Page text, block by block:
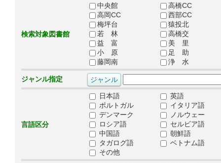
検索対象図書館
中央館
高橋CC
高岡CC
西部CC
梅坪台
猿投北
若 林
高橋交
益 富
美 里
小 原
足 助
藤岡南
浄 水
ジャンル指定
言語区分
日本語
英語
ポルトガル
イタリア語
デンマーク
ノルウェー
ロシア語
セルビア語
中国語
朝鮮語
タガログ語
ベトナム語
その他